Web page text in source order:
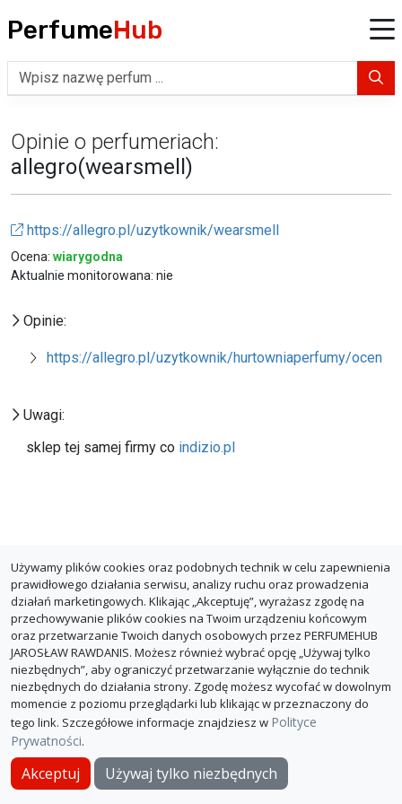
PerfumeHub
Opinie o perfumeriach:
allegro(wearsmell)
https://allegro.pl/uzytkownik/wearsmell
Ocena: wiarygodna
Aktualnie monitorowana: nie
Opinie:
https://allegro.pl/uzytkownik/hurtowniaperfumy/oceny
Uwagi:
sklep tej samej firmy co indizio.pl
O PerfumeHub Polityka Prywatności Dla sklepów
© PerfumeHub 2026
Używamy plików cookies oraz podobnych technik w celu zapewnienia
prawidłowego działania serwisu, analizy ruchu oraz prowadzenia
działań marketingowych. Klikając „Akceptuję”, wyrażasz zgodę na
przechowywanie plików cookies na Twoim urządzeniu końcowym
oraz przetwarzanie Twoich danych osobowych przez PERFUMEHUB
JAROSŁAW RAWDANIS. Możesz również wybrać opcję „Używaj tylko
niezbędnych”, aby ograniczyć przetwarzanie wyłącznie do technik
niezbędnych do działania strony. Zgodę możesz wycofać w dowolnym
momencie z poziomu przeglądarki lub klikając w przeznaczony do
tego link. Szczegółowe informacje znajdziesz w Polityce
Prywatności.
Akceptuj Używaj tylko niezbędnych